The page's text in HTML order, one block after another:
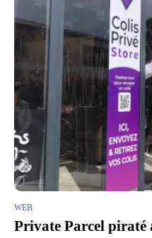
WEB
Private Parcel piraté